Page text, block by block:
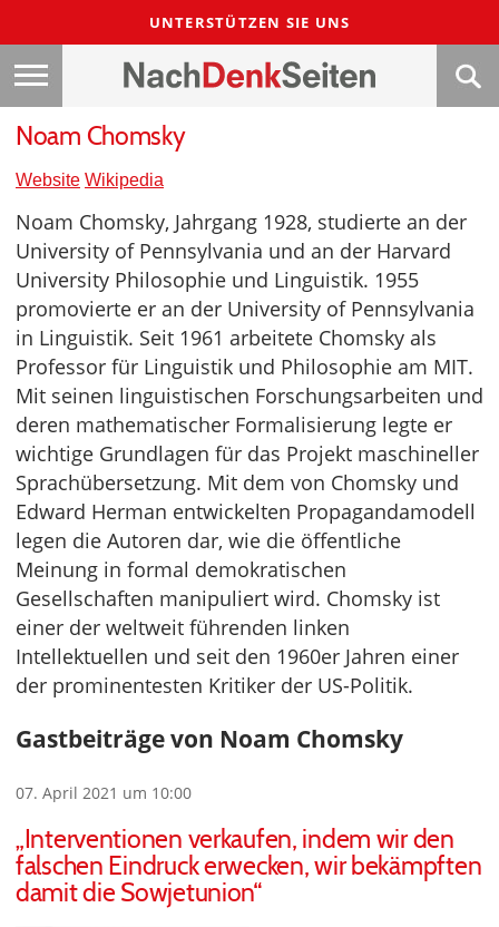
UNTERSTÜTZEN SIE UNS
Noam Chomsky
Website Wikipedia
Noam Chomsky, Jahrgang 1928, studierte an der
University of Pennsylvania und an der Harvard
University Philosophie und Linguistik. 1955
promovierte er an der University of Pennsylvania
in Linguistik. Seit 1961 arbeitete Chomsky als
Professor für Linguistik und Philosophie am MIT.
Mit seinen linguistischen Forschungsarbeiten und
deren mathematischer Formalisierung legte er
wichtige Grundlagen für das Projekt maschineller
Sprachübersetzung. Mit dem von Chomsky und
Edward Herman entwickelten Propagandamodell
legen die Autoren dar, wie die öffentliche
Meinung in formal demokratischen
Gesellschaften manipuliert wird. Chomsky ist
einer der weltweit führenden linken
Intellektuellen und seit den 1960er Jahren einer
der prominentesten Kritiker der US-Politik.
Gastbeiträge von Noam Chomsky
07. April 2021 um 10:00
„Interventionen verkaufen, indem wir den
falschen Eindruck erwecken, wir bekämpften
damit die Sowjetunion“